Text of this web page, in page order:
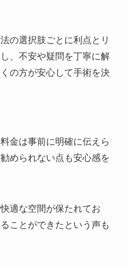
の選択肢ごとに利点とリ
、不安や疑問を丁寧に解
の方が安心して手術を決
金は事前に明確に伝えら
められない点も安心感を
適な空間が保たれてお
ことができたという声も